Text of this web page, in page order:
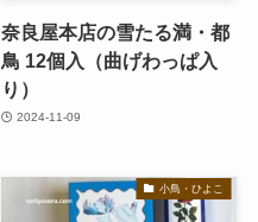
奈良屋本店の雪たる満・都
鳥 12個入（曲げわっぱ入
り）
2024-11-09
小鳥・ひよこ